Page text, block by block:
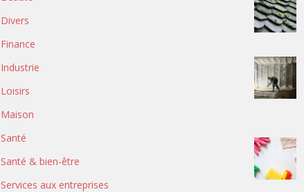
Divers
Finance
Industrie
Loisirs
Maison
Santé
Santé & bien-être
Services aux entreprises